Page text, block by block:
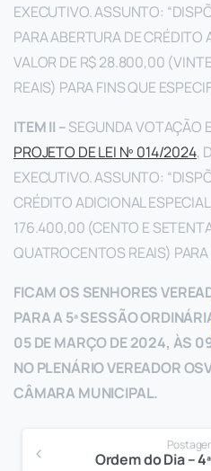
EXECUTIVO. ASSUNTO:
PARA ABERTURA DE CRÉDITO
VALOR DE R$ 28.800,00
REAIS) PARA FINS QUE
ITEM II –SEGUNDA VOTAÇÃO
PROJETO DE LEI Nº 014/2024,
EXECUTIVO. ASSUNTO:
CRÉDITO ADICIONAL
176.400,00 (CENTO E
QUATROCENTOS REAIS) PARA
FICAM OS SENHORES
PARA A 5ª SESSÃO
05 DE MARÇO DE 2024, ÀS
NO PLENÁRIO VEREADOR
CÂMARA MUNICIPAL.
Ordem do Dia –